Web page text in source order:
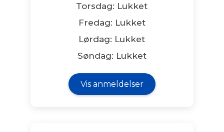
Torsdag: Lukket
Fredag: Lukket
Lørdag: Lukket
Søndag: Lukket
Vis anmeldelser